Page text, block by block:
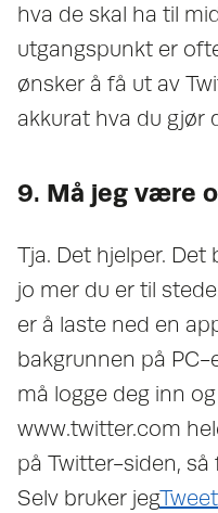
hva de skal ha til
utgangspunkt er
ønsker å få ut av
akkurat hva du gjør
9. Må jeg være
Tja. Det hjelper.
jo mer du er til
er å laste ned en
bakgrunnen på
må logge deg inn
www.twitter.com
på Twitter-siden,
Selv bruker jeg